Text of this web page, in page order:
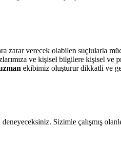
verecek olabilen suçlularla
ve kişisel bilgilere kişisel ve
ekibimiz oluşturur dikkatli ve
Sizimle çalışmış